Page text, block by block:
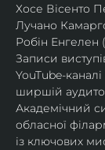
Хосе Вісенто
Лучано
Робін Енгелен
Записи
YouTube-
ширшій
Академічний
обласної
із ключових